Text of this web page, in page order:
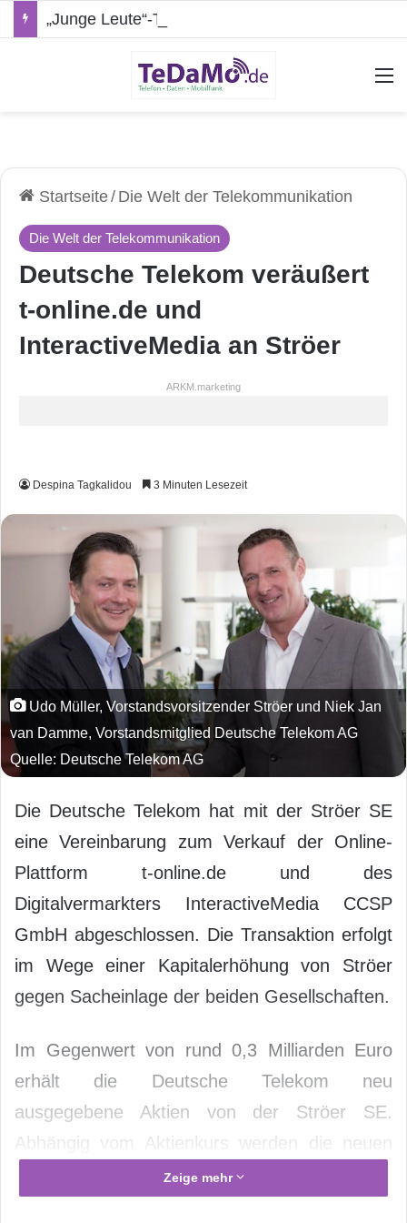
Startseite/ Die Welt der Telekommunikation
Die Welt der Telekommunikation
Deutsche Telekom veräußert
t-online.de und
InteractiveMedia an Ströer
ARKM.marketing
Despina Tagkalidou 3 Minuten Lesezeit
Udo Müller, Vorstandsvorsitzender Ströer und Niek Jan
van Damme, Vorstandsmitglied Deutsche Telekom AG
Quelle: Deutsche Telekom AG
Die Deutsche Telekom hat mit der Ströer SE
eine Vereinbarung zum Verkauf der Online-
Plattform t-online.de und des
Digitalvermarkters InteractiveMedia CCSP
GmbH abgeschlossen. Die Transaktion erfolgt
im Wege einer Kapitalerhöhung von Ströer
gegen Sacheinlage der beiden Gesellschaften.
Im Gegenwert von rund 0,3 Milliarden Euro
erhält die Deutsche Telekom neu
ausgegebene Aktien von der Ströer SE.
Abhängig vom Aktienkurs werden die neuen
Aktien einer Beteiligung von circa 11 bis 13
Zeige mehr